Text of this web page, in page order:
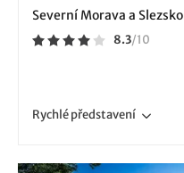
Severní Morava a Slezsko
8.3/10
Rychlépředstavení